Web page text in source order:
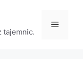
tajemnic.
Menu